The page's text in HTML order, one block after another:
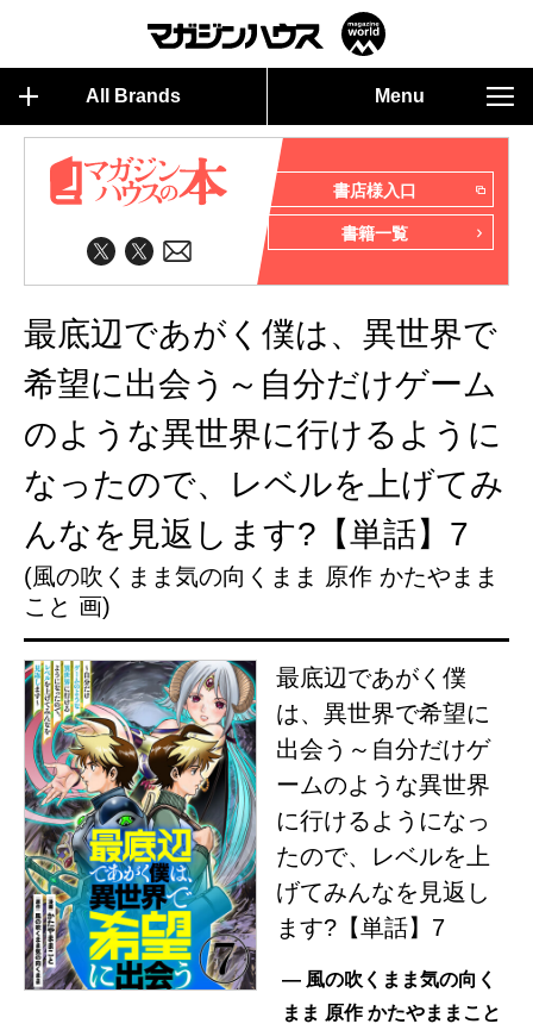
All Brands Menu
書店様入口
書籍一覧
最底辺であがく僕は、異世界で
希望に出会う～自分だけゲーム
のような異世界に行けるように
なったので、レベルを上げてみ
んなを見返します?【単話】7
(風の吹くまま気の向くまま 原作 かたやまま
こと 画)
最底辺であがく僕
は、異世界で希望に
出会う～自分だけゲ
ームのような異世界
に行けるようになっ
たので、レベルを上
げてみんなを見返し
ます?【単話】7
— 風の吹くまま気の向く
まま 原作 かたやままこと